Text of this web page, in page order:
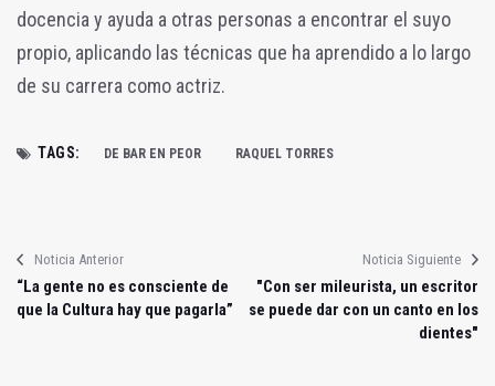
docencia y ayuda a otras personas a encontrar el suyo
propio, aplicando las técnicas que ha aprendido a lo largo
de su carrera como actriz.
TAGS: DE BAR EN PEOR RAQUEL TORRES
Noticia Anterior
“La gente no es consciente de
que la Cultura hay que pagarla”
Noticia Siguiente
"Con ser mileurista, un escritor
se puede dar con un canto en los
dientes"